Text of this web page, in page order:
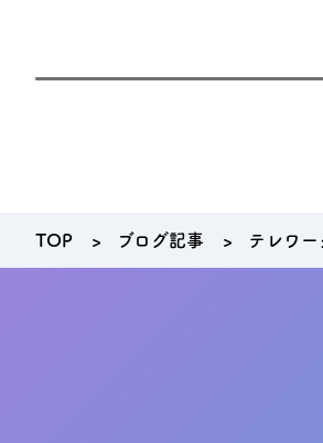
TOP ブログ記事 テレワ